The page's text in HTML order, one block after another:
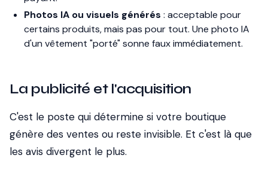
Photos IA ou visuels générés : acceptable pour
certains produits, mais pas pour tout. Une photo IA
d'un vêtement "porté" sonne faux immédiatement.
La publicité et l'acquisition
C'est le poste qui détermine si votre boutique
génère des ventes ou reste invisible. Et c'est là que
les avis divergent le plus.